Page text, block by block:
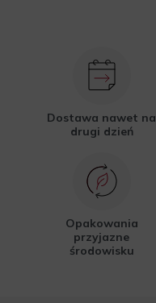
Dostawa nawet na
drugi dzień
Opakowania
przyjazne
środowisku